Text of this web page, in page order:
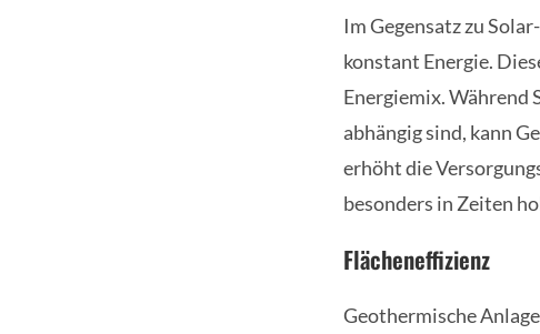
Im Gegensatz zu
konstant Energie.
Energiemix. Während
abhängig sind, kann
erhöht die
besonders in Zeiten
Flächeneffizienz
Geothermische